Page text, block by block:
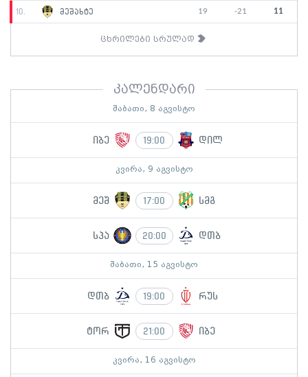
10. მეშახტე 19 -21 11
ცხრილები სრულად
კალენდარი
შაბათი, 8 აგვისტო
იბე 19:00 დილ
კვირა, 9 აგვისტო
მეშ 17:00 სმგ
სპა 20:00 დთბ
შაბათი, 15 აგვისტო
დთბ 19:00 რუს
ტორ 21:00 იბე
კვირა, 16 აგვისტო